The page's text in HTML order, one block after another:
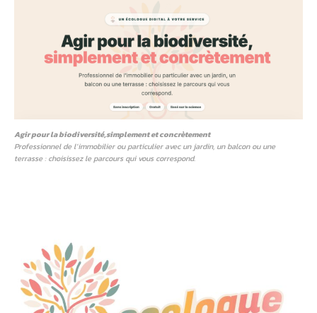
Agir pour la biodiversité,simplement et concrètement
Professionnel de l’immobilier ou particulier avec un jardin, un balcon ou une
terrasse : choisissez le parcours qui vous correspond.